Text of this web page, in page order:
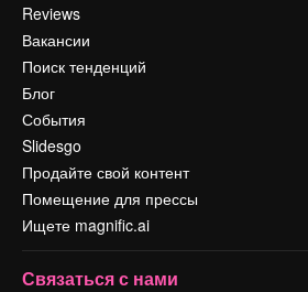
Reviews
Вакансии
Поиск тенденций
Блог
События
Slidesgo
Продайте свой контент
Помещение для прессы
Ищете magnific.ai
Связаться с нами